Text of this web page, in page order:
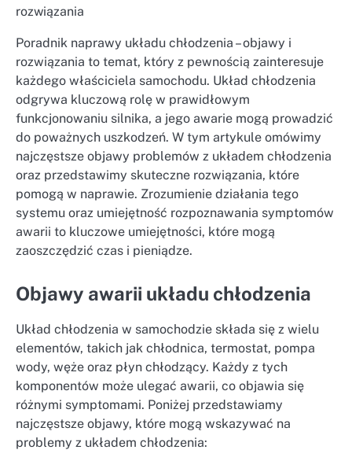
Poradnik naprawy układu chłodzenia – objawy i
rozwiązania to temat, który z pewnością zainteresuje
każdego właściciela samochodu. Układ chłodzenia
odgrywa kluczową rolę w prawidłowym
funkcjonowaniu silnika, a jego awarie mogą prowadzić
do poważnych uszkodzeń. W tym artykule omówimy
najczęstsze objawy problemów z układem chłodzenia
oraz przedstawimy skuteczne rozwiązania, które
pomogą w naprawie. Zrozumienie działania tego
systemu oraz umiejętność rozpoznawania symptomów
awarii to kluczowe umiejętności, które mogą
zaoszczędzić czas i pieniądze.
Objawy awarii układu chłodzenia
Układ chłodzenia w samochodzie składa się z wielu
elementów, takich jak chłodnica, termostat, pompa
wody, węże oraz płyn chłodzący. Każdy z tych
komponentów może ulegać awarii, co objawia się
różnymi symptomami. Poniżej przedstawiamy
najczęstsze objawy, które mogą wskazywać na
problemy z układem chłodzenia: